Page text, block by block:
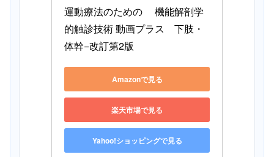
運動療法のための 　機能解剖学
的触診技術 動画プラス　下肢・
体幹−改訂第2版
Amazonで見る
楽天市場で見る
Yahoo!ショッピングで見る